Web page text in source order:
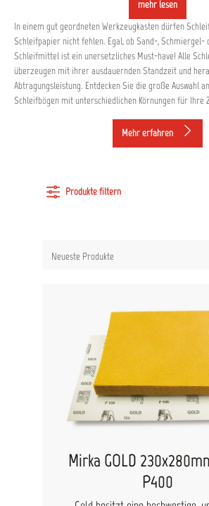
mehr lesen
In einem gut geordneten Werkzeugkasten dürfen
Schleifpapier nicht fehlen. Egal, ob Sand-, Schmiergel-
Schleifmittel ist ein unersetzliches Must-have! Alle
überzeugen mit ihrer ausdauernden Standzeit und
Abtragungsleistung. Entdecken Sie die große Auswahl
Schleifbögen mit unterschiedlichen Körnungen für Ihre
Mehr erfahren
Produkte filtern
Mirka GOLD
P400